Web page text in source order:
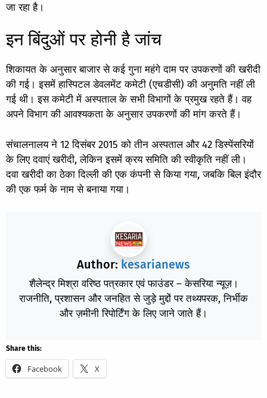
जा रहा है।
इन बिंदुओं पर होनी है जांच
शिकायत के अनुसार बाजार से कई गुना महंगे दाम पर उपकरणों की खरीदी
की गई। इसमें हास्पिटल डेवलमेंट कमेटी (एचडीसी) की अनुमति नहीं ली
गई थी। इस कमेटी में अस्पताल के सभी विभागों के प्रमुख रहते हैं। वह
अपने विभाग की आवश्यकता के अनुसार उपकरणों की मांग करते हैं।
संचालनालय ने 12 दिसंबर 2015 को तीन अस्पताल और 42 डिस्पेंसरियों
के लिए दवाएं खरीदी, लेकिन इसमें क्रय समिति की स्वीकृति नहीं ली।
दवा खरीदी का ठेका दिल्ली की एक कंपनी से किया गया, जबकि बिल इंदौर
की एक फर्म के नाम से बनाया गया।
Author: kesarianews
शैलेन्द्र मिश्रा वरिष्ठ पत्रकार एवं फाउंडर – केसरिया न्यूज़।
राजनीति, प्रशासन और जनहित से जुड़े मुद्दों पर तथ्यपरक, निर्भीक
और ज़मीनी रिपोर्टिंग के लिए जाने जाते हैं।
Share this:
Facebook X